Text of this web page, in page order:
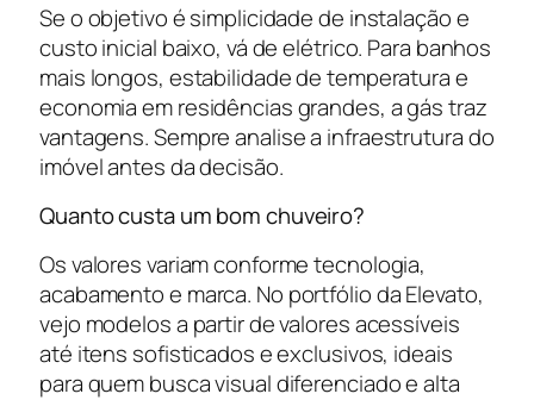
Se o objetivo é simplicidade de instalação e
custo inicial baixo, vá de elétrico. Para banhos
mais longos, estabilidade de temperatura e
economia em residências grandes, a gás traz
vantagens. Sempre analise a infraestrutura do
imóvel antes da decisão.
Quanto custa um bom chuveiro?
Os valores variam conforme tecnologia,
acabamento e marca. No portfólio da Elevato,
vejo modelos a partir de valores acessíveis
até itens sofisticados e exclusivos, ideais
para quem busca visual diferenciado e alta